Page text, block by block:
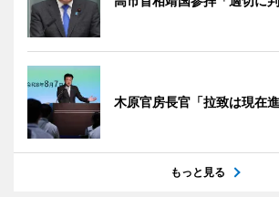
木原官房長官「拉致は現在進
もっと見る